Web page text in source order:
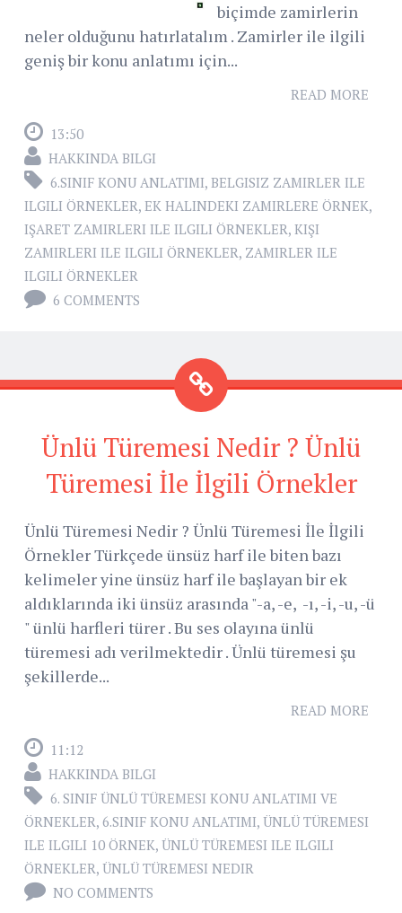
biçimde zamirlerin
neler olduğunu hatırlatalım . Zamirler ile ilgili
geniş bir konu anlatımı için...
READ MORE
13:50
HAKKINDA BILGI
6.SINIF KONU ANLATIMI, BELGISIZ ZAMIRLER ILE
ILGILI ÖRNEKLER, EK HALINDEKI ZAMIRLERE ÖRNEK,
IŞARET ZAMIRLERI ILE ILGILI ÖRNEKLER, KIŞI
ZAMIRLERI ILE ILGILI ÖRNEKLER, ZAMIRLER ILE
ILGILI ÖRNEKLER
6 COMMENTS
Ünlü Türemesi Nedir ? Ünlü
Türemesi İle İlgili Örnekler
Ünlü Türemesi Nedir ? Ünlü Türemesi İle İlgili
Örnekler Türkçede ünsüz harf ile biten bazı
kelimeler yine ünsüz harf ile başlayan bir ek
aldıklarında iki ünsüz arasında "-a, -e, -ı, -i, -u, -ü
" ünlü harfleri türer . Bu ses olayına ünlü
türemesi adı verilmektedir . Ünlü türemesi şu
şekillerde...
READ MORE
11:12
HAKKINDA BILGI
6. SINIF ÜNLÜ TÜREMESI KONU ANLATIMI VE
ÖRNEKLER, 6.SINIF KONU ANLATIMI, ÜNLÜ TÜREMESI
ILE ILGILI 10 ÖRNEK, ÜNLÜ TÜREMESI ILE ILGILI
ÖRNEKLER, ÜNLÜ TÜREMESI NEDIR
NO COMMENTS